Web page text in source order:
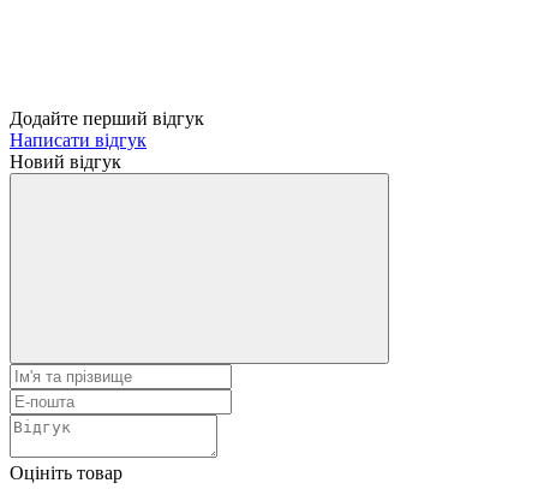
Додайте перший відгук
Написати відгук
Новий відгук
Оцініть товар